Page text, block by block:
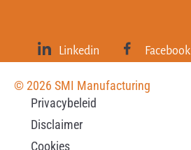
Linkedin Facebook
© 2026 SMI Manufacturing
Privacybeleid
Disclaimer
Cookies